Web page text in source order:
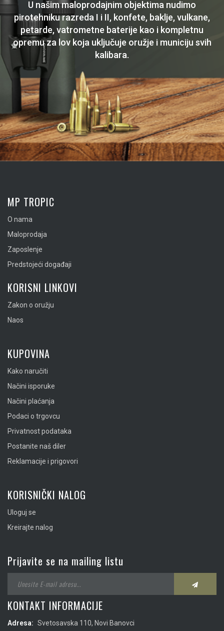
U našim maloprodajnim objektima nudimo
pirotehniku razreda I i II, konfete, baklje, vulkane,
petarde, vatrometne baterije kao i kompletnu
opremu za lov koja uključuje oružje i municiju svih
kalibara.
MP TROPIC
O nama
Maloprodaja
Zaposlenje
Predstojeći događaji
KORISNI LINKOVI
Zakon o oružju
Naos
KUPOVINA
Kako naručiti
Načini isporuke
Načini plaćanja
Podaci o trgovcu
Privatnost podataka
Postanite naš diler
Reklamacije i prigovori
KORISNIČKI NALOG
Uloguj se
Kreirajte nalog
Prijavite se na mailing listu
KONTAKT INFORMACIJE
Adresa: Svetosavska 110, Novi Banovci